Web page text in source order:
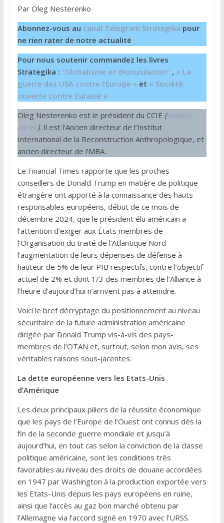
Par Oleg Nesterenko
Abonnez-vous au canal Telegram Strategika pour
ne rien rater de notre actualité
Pour nous soutenir commandez les livres
Strategika : “Globalisme et dépopulation”, « La
guerre des USA contre l’Europe » et « Société
ouverte contre Eurasie »
Oleg Nesterenko est le président du CCIE (www.c-
cie.eu). Il est l’Ancien directeur de l’Institut
International de la Reconstruction Anthropologique, et
ancien directeur de l’MBA.
Le Financial Times rapporte que les proches
conseillers de Donald Trump en matière de politique
étrangère ont apporté à la connaissance des hauts
responsables européens, début de ce mois de
décembre 2024, que le président élu américain a
l’attention d’exiger aux États membres de
l’Organisation du traité de l’Atlantique Nord
l’augmentation de leurs dépenses de défense à
hauteur de 5% de leur PIB respectifs, contre l’objectif
actuel de 2% et dont 1/3 des membres de l’Alliance à
l’heure d’aujourd’hui n’arrivent pas à atteindre.
Voici le bref décryptage du positionnement au niveau
sécuritaire de la future administration américaine
dirigée par Donald Trump vis-à-vis des pays-
membres de l’OTAN et, surtout, selon mon avis, ses
véritables raisons sous-jacentes.
La dette européenne vers les Etats-Unis
d’Amérique
Les deux principaux piliers de la réussite économique
que les pays de l’Europe de l’Ouest ont connus dès la
fin de la seconde guerre mondiale et jusqu’à
aujourd’hui, en tout cas selon la conviction de la classe
politique américaine, sont les conditions très
favorables au niveau des droits de douane accordées
en 1947 par Washington à la production exportée vers
les Etats-Unis depuis les pays européens en ruine,
ainsi que l’accès au gaz bon marché obtenu par
l’Allemagne via l’accord signé en 1970 avec l’URSS.